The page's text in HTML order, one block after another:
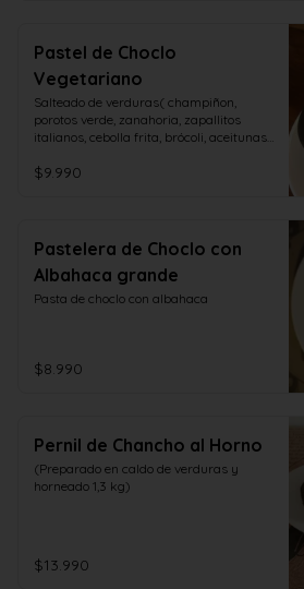
Pastel de Choclo
Vegetariano
Salteado de verduras( champiñon,
porotos verde, zanahoria, zapallitos
italianos, cebolla frita, brócoli, aceitunas,
$9.990
Pastelera de Choclo con
Albahaca grande
Pasta de choclo con albahaca
$8.990
Pernil de Chancho al Horno
(Preparado en caldo de verduras y
horneado 1,3 kg)
$13.990